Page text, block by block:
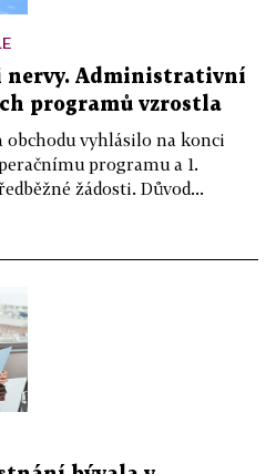
nervy. Administrativní
programů vzrostla
vyhlásilo na konci
programu a 1.
žádosti. Důvod...